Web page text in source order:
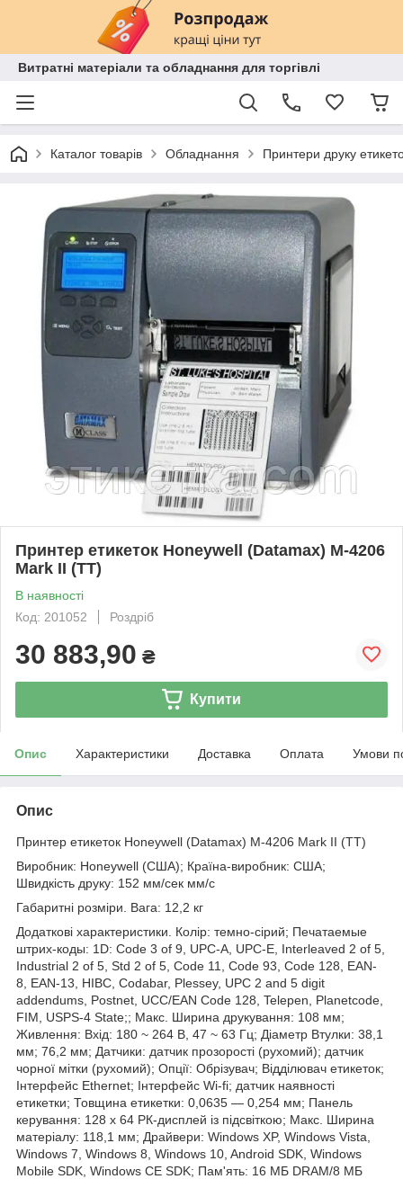
Витратні матеріали та обладнання для торгівлі
Каталог товарів Обладнання Принтери друку
Принтер етикеток Honeywell (Datamax) M-4206
Mark II (TT)
В наявності
Код: 201052
Роздріб
30 883,90 ₴
Купити
Опис Характеристики Доставка Оплата Умови
Опис
Принтер етикеток Honeywell (Datamax) M-4206 Mark II (TT)
Виробник: Honeywell (США); Країна-виробник: США;
Швидкість друку: 152 мм/сек мм/с
Габаритні розміри. Вага: 12,2 кг
Додаткові характеристики. Колір: темно-сірий; Печатаемые
штрих-коды: 1D: Code 3 of 9, UPC-A, UPC-E, Interleaved 2 of 5,
Industrial 2 of 5, Std 2 of 5, Code 11, Code 93, Code 128, EAN-
8, EAN-13, HIBC, Codabar, Plessey, UPC 2 and 5 digit
addendums, Postnet, UCC/EAN Code 128, Telepen, Planetcode,
FIM, USPS-4 State;; Макс. Ширина друкування: 108 мм;
Живлення: Вхід: 180 ~ 264 В, 47 ~ 63 Гц; Діаметр Втулки: 38,1
мм; 76,2 мм; Датчики: датчик прозорості (рухомий); датчик
чорної мітки (рухомий); Опції: Обрізувач; Відділювач етикеток;
Інтерфейс Ethernet; Інтерфейс Wi-fi; датчик наявності
етикетки; Товщина етикетки: 0,0635 — 0,254 мм; Панель
керування: 128 x 64 РК-дисплей із підсвіткою; Макс. Ширина
матеріалу: 118,1 мм; Драйвери: Windows XP, Windows Vista,
Windows 7, Windows 8, Windows 10, Android SDK, Windows
Mobile SDK, Windows CE SDK; Пам'ять: 16 МБ DRAM/8 МБ